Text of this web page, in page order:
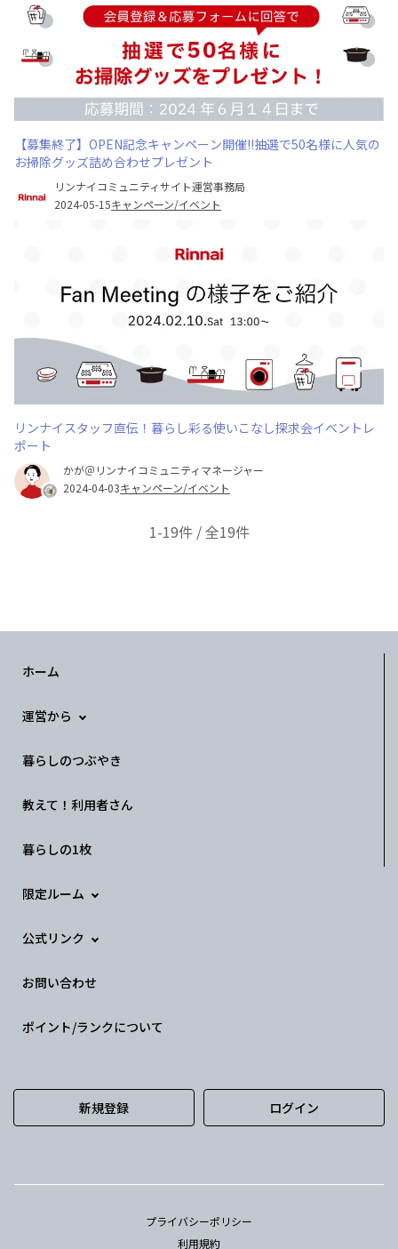
【募集終了】OPEN記念キャンペーン開催!!抽選で50名様に人気の
お掃除グッズ詰め合わせプレゼント
リンナイコミュニティサイト運営事務局
2024-05-15キャンペーン/イベント
リンナイスタッフ直伝！暮らし彩る使いこなし探求会イベントレ
ポート
かが＠リンナイコミュニティマネージャー
2024-04-03キャンペーン/イベント
1-19件 / 全19件
ホーム
運営から
暮らしのつぶやき
教えて！利用者さん
暮らしの1枚
限定ルーム
公式リンク
お問い合わせ
ポイント/ランクについて
新規登録 ログイン
プライバシーポリシー
利用規約